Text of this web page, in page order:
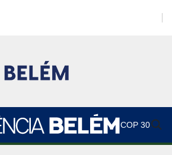
COP 30